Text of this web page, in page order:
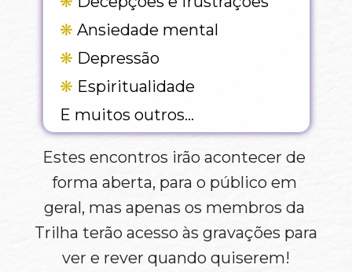
❋ Ansiedade mental
❋ Depressão
❋ Espiritualidade
E muitos outros…
Estes encontros irão acontecer de
forma aberta, para o público em
geral, mas apenas os membros da
Trilha terão acesso às gravações para
ver e rever quando quiserem!